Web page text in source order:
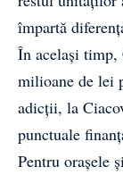
împartă
În același timp,
milioane de lei
adicții, la
punctuale
Pentru orașele